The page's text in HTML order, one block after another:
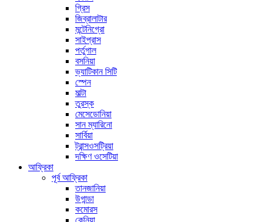
গ্রিস
জিব্রালাটার
মন্টেনিগ্রো
সাইপ্রাস
পর্তুগাল
বসনিয়া
ভ্যাটিকান সিটি
স্পেন
মাল্টা
তুরস্ক
মেসেডোনিয়া
সান ম্যারিনো
সার্বিয়া
ট্রান্সওসট্রিয়া
দক্ষিণ ওসেটিয়া
আফ্রিকা
পূর্ব আফ্রিকা
তানজানিয়া
উগান্ডা
কমোরস
কেনিয়া